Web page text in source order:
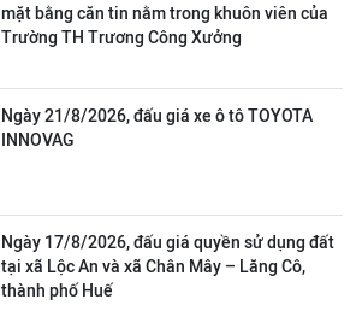
mặt bằng căn tin nằm trong khuôn viên của
Trường TH Trương Công Xưởng
Ngày 21/8/2026, đấu giá xe ô tô TOYOTA
INNOVAG
Ngày 17/8/2026, đấu giá quyền sử dụng đất
tại xã Lộc An và xã Chân Mây – Lăng Cô,
thành phố Huế